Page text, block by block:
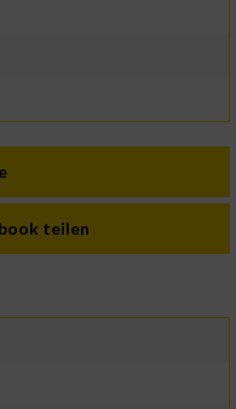
teilen